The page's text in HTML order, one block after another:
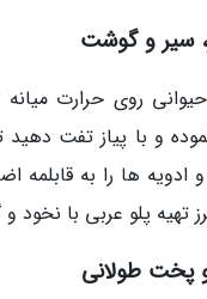
سیر و گوشت
حیوانی روی
و با پیاز تفت
ها را به قابلمه
تهیه پلو عربی با
پخت طولانی